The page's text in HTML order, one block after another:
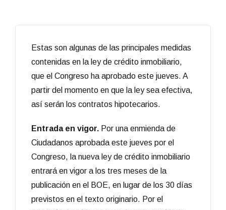
Estas son algunas de las principales medidas
contenidas en la ley de crédito inmobiliario,
que el Congreso ha aprobado este jueves. A
partir del momento en que la ley sea efectiva,
así serán los contratos hipotecarios.
Entrada en vigor. Por una enmienda de
Ciudadanos aprobada este jueves por el
Congreso, la nueva ley de crédito inmobiliario
entrará en vigor a los tres meses de la
publicación en el BOE, en lugar de los 30 días
previstos en el texto originario. Por el